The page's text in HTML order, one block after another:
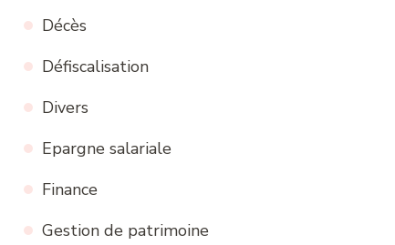
Décès
Défiscalisation
Divers
Epargne salariale
Finance
Gestion de patrimoine